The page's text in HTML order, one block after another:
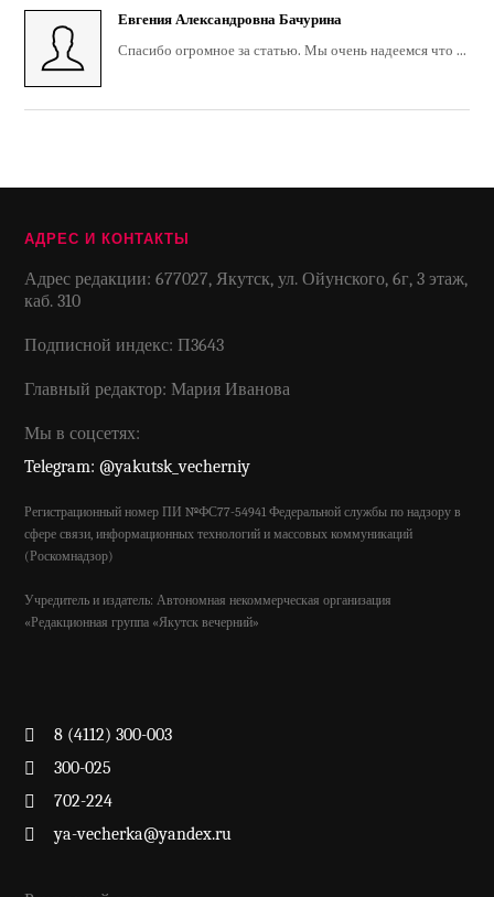
Евгения Александровна Бачурина
Спасибо огромное за статью. Мы очень надеемся что ...
АДРЕС И КОНТАКТЫ
Адрес редакции: 677027, Якутск, ул. Ойунского, 6г, 3 этаж,
каб. 310
Подписной индекс: П3643
Главный редактор: Мария Иванова
Мы в соцсетях:
Telegram: @yakutsk_vecherniy
Регистрационный номер ПИ №ФС77-54941 Федеральной службы по надзору в
сфере связи, информационных технологий и массовых коммуникаций
(Роскомнадзор)
Учредитель и издатель: Автономная некоммерческая организация
«Редакционная группа «Якутск вечерний»
8 (4112) 300-003
300-025
702-224
ya-vecherka@yandex.ru